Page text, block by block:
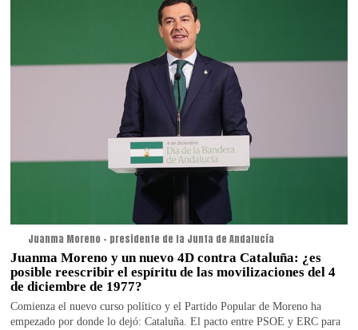
Juanma Moreno - presidente de la Junta de Andalucía
Juanma Moreno y un nuevo 4D contra Cataluña: ¿es
posible reescribir el espíritu de las movilizaciones del 4
de diciembre de 1977?
Comienza el nuevo curso político y el Partido Popular de Moreno ha
empezado por donde lo dejó: Cataluña. El pacto entre PSOE y ERC para